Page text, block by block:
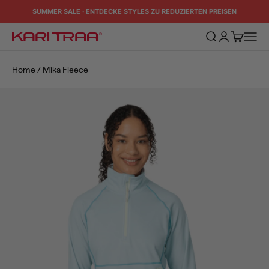
SUMMER SALE · ENTDECKE STYLES ZU REDUZIERTEN PREISEN
Kari Traa Suche öffnen
Home / Mika Fleece